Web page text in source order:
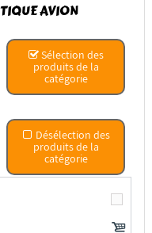
AVION
Sélection des
produits de la
catégorie
Désélection des
produits de la
catégorie